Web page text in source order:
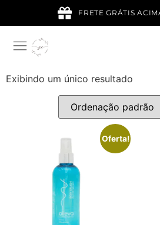
FRETE GRÁTIS
Exibindo um único resultado
Oferta!